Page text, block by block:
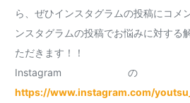
ら、ぜひインスタグラムの投稿にコメ
ンスタグラムの投稿でお悩みに対する
ただきます！！
Instagram
https://www.instagram.com/